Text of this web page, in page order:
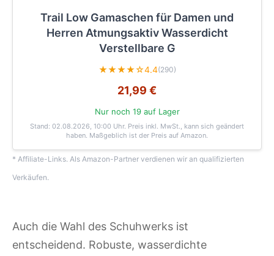
Trail Low Gamaschen für Damen und
Herren Atmungsaktiv Wasserdicht
Verstellbare G
★★★★☆4.4(290)
21,99 €
Nur noch 19 auf Lager
Stand: 02.08.2026, 10:00 Uhr. Preis inkl. MwSt., kann sich geändert
haben. Maßgeblich ist der Preis auf Amazon.
* Affiliate-Links. Als Amazon-Partner verdienen wir an qualifizierten
Verkäufen.
Auch die Wahl des Schuhwerks ist
entscheidend. Robuste, wasserdichte